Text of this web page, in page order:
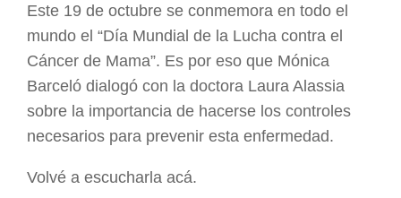
Este 19 de octubre se conmemora en todo el
mundo el “Día Mundial de la Lucha contra el
Cáncer de Mama”. Es por eso que Mónica
Barceló dialogó con la doctora Laura Alassia
sobre la importancia de hacerse los controles
necesarios para prevenir esta enfermedad.
Volvé a escucharla acá.